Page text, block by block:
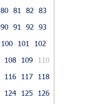
80 81 82
83
90 91 92
93
100 101
102
108 109
110
116 117
118
124 125
126